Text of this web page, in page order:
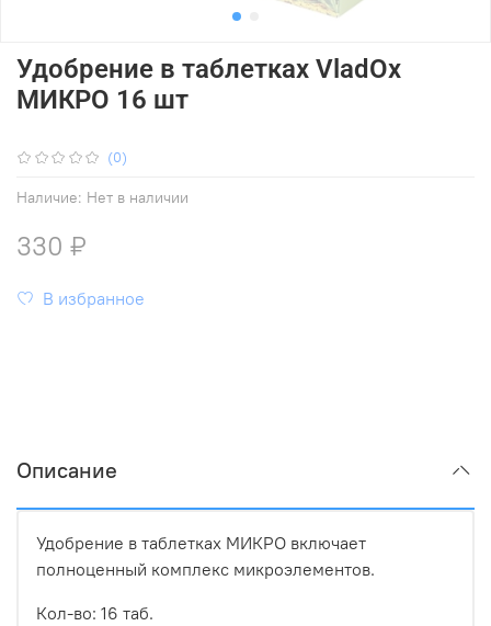
(0)
Наличие: Нет в наличии
Удобрение в таблетках VladOx
МИКРО 16 шт
330 ₽
В избранное
Описание
Удобрение в таблетках МИКРО включает
полноценный комплекс микроэлементов.
Кол-во: 16 таб.